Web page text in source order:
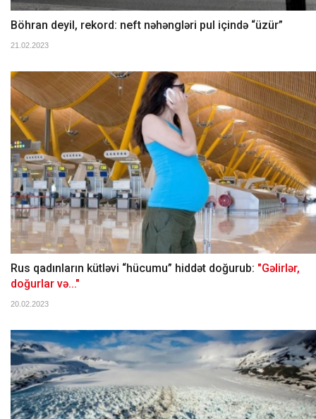
Böhran deyil, rekord: neft nəhəngləri pul içində “üzür”
21.02.2023
Rus qadınların kütləvi “hücumu” hiddət doğurub: "Gəlirlər,
doğurlar və..."
20.02.2023